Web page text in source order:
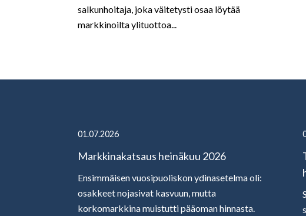
salkunhoitaja, joka väitetysti osaa löytää
markkinoilta ylituottoa...
01.07.2026
Markkinakatsaus heinäkuu 2026
Ensimmäisen vuosipuoliskon ydinasetelma oli:
osakkeet nojasivat kasvuun, mutta
korkomarkkina muistutti pääoman hinnasta.